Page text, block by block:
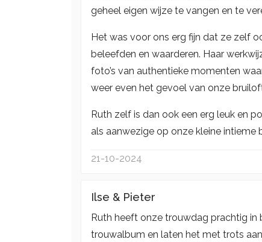
geheel eigen wijze te vangen en te
Het was voor ons erg fijn dat ze zelf
beleefden en waarderen. Haar
foto’s van authentieke momenten
weer even het gevoel van onze
Ruth zelf is dan ook een erg leuk en
als aanwezige op onze kleine intieme
21-10-2024
Ilse & Pieter
Ruth heeft onze trouwdag prachtig
trouwalbum en laten het met trots